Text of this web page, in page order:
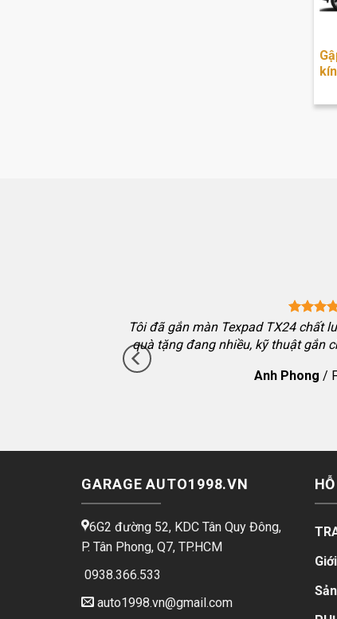
Tôi đã gắn màn Texpad TX24 chất
quà tặng đang nhiều, kỹ thuật gắn
Anh Phong /
GARAGE AUTO1998.VN
6G2 đường 52, KDC Tân Quy Đông,
P. Tân Phong, Q7, TP.HCM
0938.366.533
auto1998.vn@gmail.com